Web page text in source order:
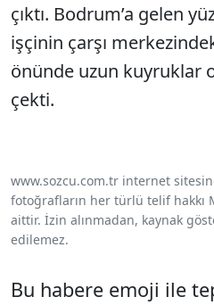
çıktı. Bodrum’a gelen
işçinin çarşı
önünde uzun kuyruklar
çekti.
www.sozcu.com.tr internet
fotoğrafların her türlü telif hakkı
aittir. İzin alınmadan, kaynak
edilemez.
Bu habere emoji ile